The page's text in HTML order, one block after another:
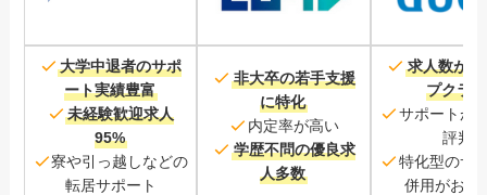
大学中退者のサポ
ート実績豊富
未経験歓迎求人
95%
寮や引っ越しなどの
転居サポート
非大卒の若手支援
に特化
内定率が高い
学歴不問の優良求
人多数
求人数が
プクラス
サポートが
評判
特化型のサ
併用がおす